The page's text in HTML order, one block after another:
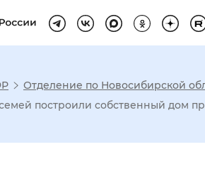
режима
Отделение по Новосибирской
построили собственный дом